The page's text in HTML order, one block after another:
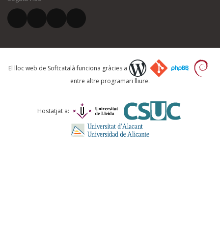
El vostre correu electrònic *
Què proposeu?
Comentari *
El lloc web de Softcatalà funciona gràcies a
entre altre programari lliure.
Hostatjat a: